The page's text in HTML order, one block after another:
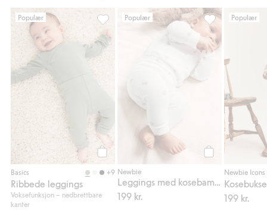
Populær
Legg til
Basics +9
Ribbede leggings
Voksefunksjon – nedbrettbare
kanter
Ribbede leggings, Legg til i favoriter
Populær
Newbie
199 kr.
Leggings med
Populær
Newbie Icons
Kosebukse
199 kr.